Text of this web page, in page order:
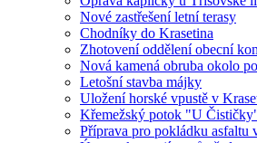
Nové zastřešení letní terasy
Chodníky do Krasetina
Zhotovení oddělení obecní
Nová kamená obruba okolo
Letošní stavba májky
Uložení horské vpustě v
Křemežský potok "U
Příprava pro pokládku asfaltu